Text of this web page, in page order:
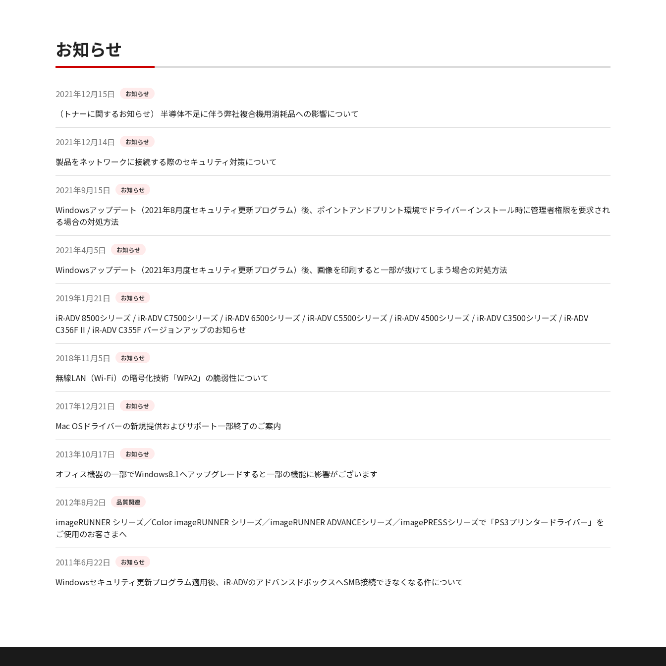
お知らせ
2021年12月15日 お知らせ
（トナーに関するお知らせ） 半導体不足に伴う弊社複合機用消耗品への影響について
2021年12月14日 お知らせ
製品をネットワークに接続する際のセキュリティ対策について
2021年9月15日 お知らせ
Windowsアップデート（2021年8月度セキュリティ更新プログラム）後、ポイントアンドプリント環境でドライバーインストール時に管理者権限を要求され
る場合の対処方法
2021年4月5日 お知らせ
Windowsアップデート（2021年3月度セキュリティ更新プログラム）後、画像を印刷すると一部が抜けてしまう場合の対処方法
2019年1月21日 お知らせ
iR-ADV 8500シリーズ / iR-ADV C7500シリーズ / iR-ADV 6500シリーズ / iR-ADV C5500シリーズ / iR-ADV 4500シリーズ / iR-ADV C3500シリーズ / iR-ADV
C356F II / iR-ADV C355F バージョンアップのお知らせ
2018年11月5日 お知らせ
無線LAN（Wi-Fi）の暗号化技術「WPA2」の脆弱性について
2017年12月21日 お知らせ
Mac OSドライバーの新規提供およびサポート一部終了のご案内
2013年10月17日 お知らせ
オフィス機器の一部でWindows8.1へアップグレードすると一部の機能に影響がございます
2012年8月2日 品質関連
imageRUNNER シリーズ／Color imageRUNNER シリーズ／imageRUNNER ADVANCEシリーズ／imagePRESSシリーズで「PS3プリンタードライバー」を
ご使用のお客さまへ
2011年6月22日 お知らせ
Windowsセキュリティ更新プログラム適用後、iR-ADVのアドバンスドボックスへSMB接続できなくなる件について